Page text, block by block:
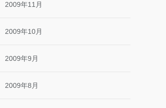
2009年11月
2009年10月
2009年9月
2009年8月